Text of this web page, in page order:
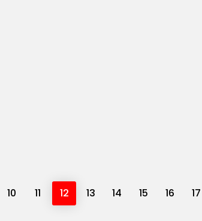
10 11 12 13 14 15 16 17